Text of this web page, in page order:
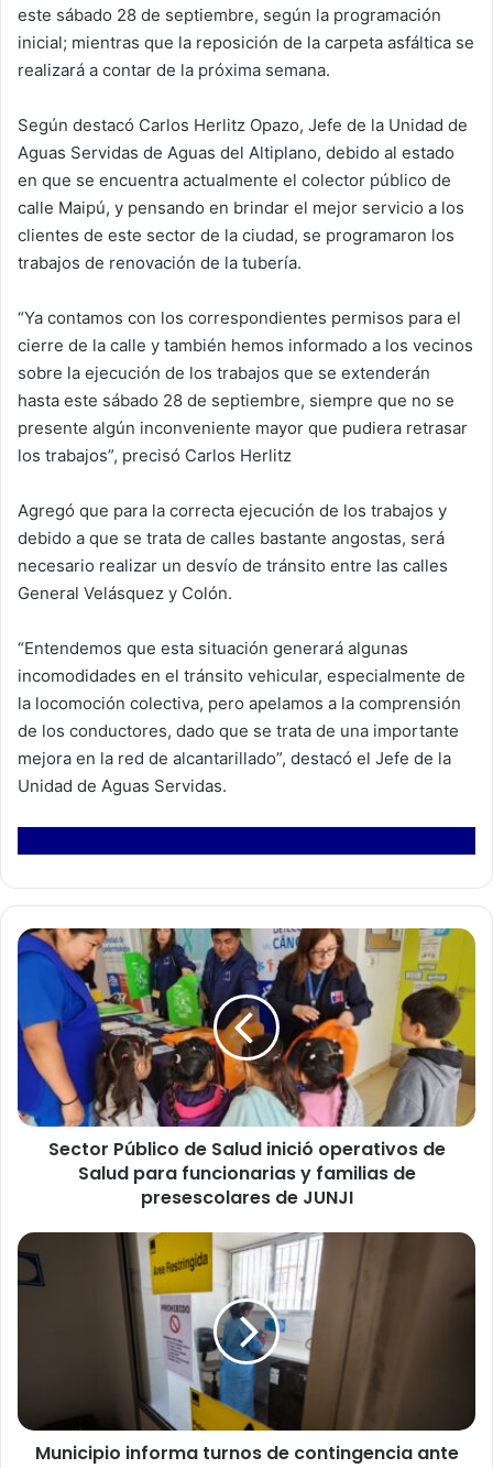
este sábado 28 de septiembre, según la programación
inicial; mientras que la reposición de la carpeta asfáltica se
realizará a contar de la próxima semana.
Según destacó Carlos Herlitz Opazo, Jefe de la Unidad de
Aguas Servidas de Aguas del Altiplano, debido al estado
en que se encuentra actualmente el colector público de
calle Maipú, y pensando en brindar el mejor servicio a los
clientes de este sector de la ciudad, se programaron los
trabajos de renovación de la tubería.
“Ya contamos con los correspondientes permisos para el
cierre de la calle y también hemos informado a los vecinos
sobre la ejecución de los trabajos que se extenderán
hasta este sábado 28 de septiembre, siempre que no se
presente algún inconveniente mayor que pudiera retrasar
los trabajos”, precisó Carlos Herlitz
Agregó que para la correcta ejecución de los trabajos y
debido a que se trata de calles bastante angostas, será
necesario realizar un desvío de tránsito entre las calles
General Velásquez y Colón.
“Entendemos que esta situación generará algunas
incomodidades en el tránsito vehicular, especialmente de
la locomoción colectiva, pero apelamos a la comprensión
de los conductores, dado que se trata de una importante
mejora en la red de alcantarillado”, destacó el Jefe de la
Unidad de Aguas Servidas.
S
e
o
ú
b
d
e
S
n
Sector Público de Salud inició operativos de
Salud para funcionarias y familias de
presescolares de JUNJI
M
n
o
Municipio informa turnos de contingencia ante